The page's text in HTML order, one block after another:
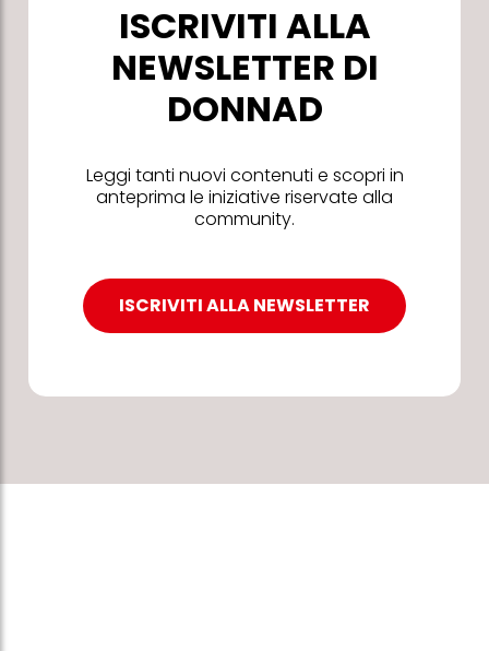
ISCRIVITI ALLA
NEWSLETTER DI
DONNAD
Leggi tanti nuovi contenuti e scopri in
anteprima le iniziative riservate alla
community.
ISCRIVITI ALLA NEWSLETTER